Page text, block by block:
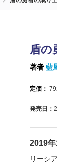
盾
著者 藍
定価：
発売日：
2019
リーシ